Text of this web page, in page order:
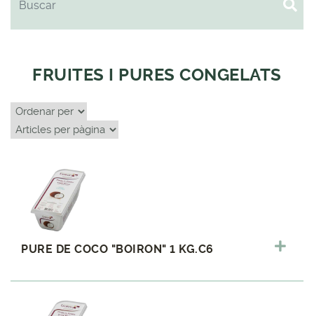
FRUITES I PURES CONGELATS
PURE DE COCO "BOIRON" 1 KG.C6